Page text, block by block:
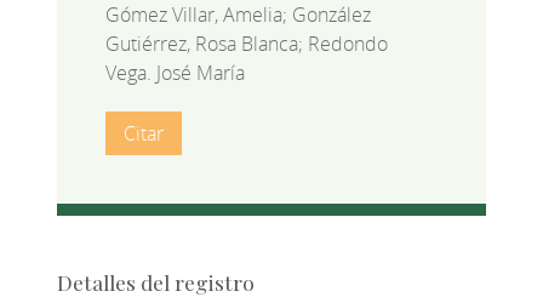
Gómez Villar, Amelia; González
Gutiérrez, Rosa Blanca; Redondo
Vega. José María
Citar
Detalles del registro